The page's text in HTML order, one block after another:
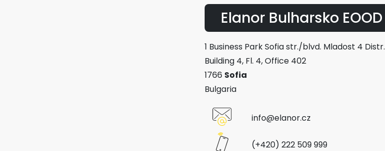
Elanor Bulharsko EOOD
1 Business Park Sofia str./blvd. Mladost 4 Distr.
Building 4, Fl. 4, Office 402
1766 Sofia
Bulgaria
info@elanor.cz
(+420) 222 509 999